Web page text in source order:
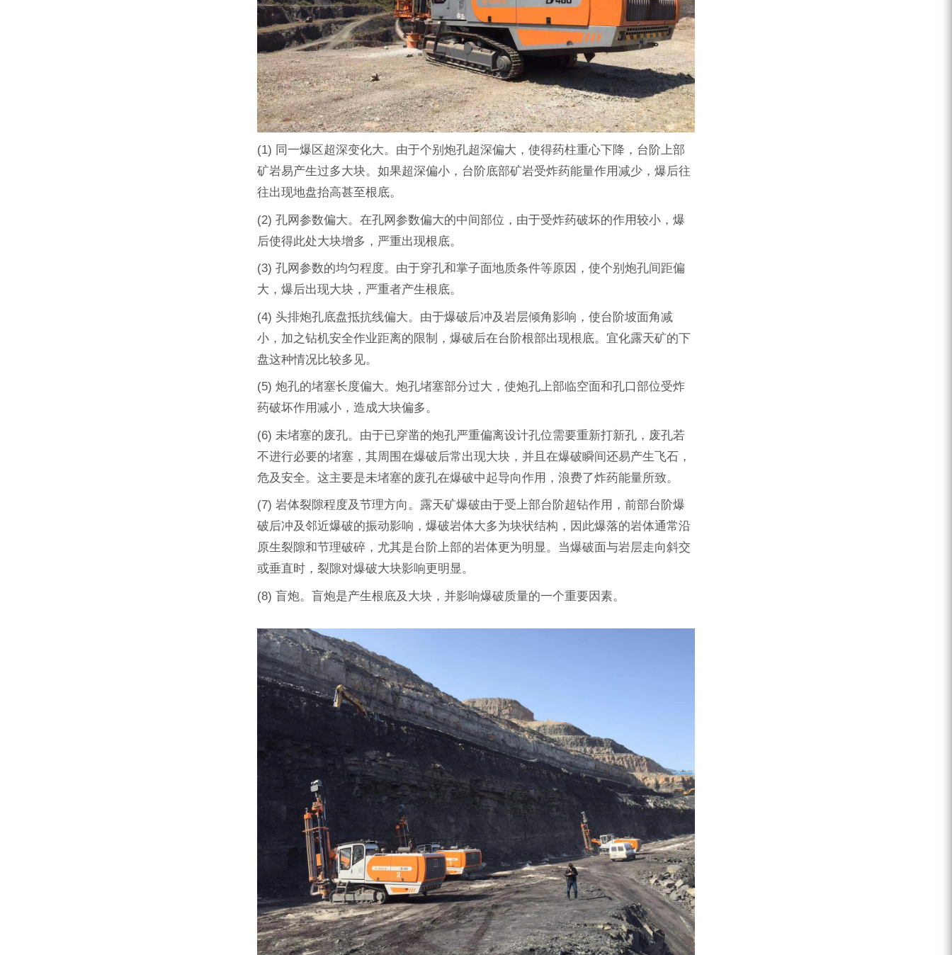
黑金刚钻头钻具系列
(1) 同一爆区超深变化大。由于个别炮孔超深偏大，使得药柱重心下降，台阶上部
矿岩易产生过多大块。如果超深偏小，台阶底部矿岩受炸药能量作用减少，爆后往
往出现地盘抬高甚至根底。
(2) 孔网参数偏大。在孔网参数偏大的中间部位，由于受炸药破坏的作用较小，爆
后使得此处大块增多，严重出现根底。
(3) 孔网参数的均匀程度。由于穿孔和掌子面地质条件等原因，使个别炮孔间距偏
大，爆后出现大块，严重者产生根底。
(4) 头排炮孔底盘抵抗线偏大。由于爆破后冲及岩层倾角影响，使台阶坡面角减
小，加之钻机安全作业距离的限制，爆破后在台阶根部出现根底。宜化露天矿的下
盘这种情况比较多见。
(5) 炮孔的堵塞长度偏大。炮孔堵塞部分过大，使炮孔上部临空面和孔口部位受炸
药破坏作用减小，造成大块偏多。
(6) 未堵塞的废孔。由于已穿凿的炮孔严重偏离设计孔位需要重新打新孔，废孔若
不进行必要的堵塞，其周围在爆破后常出现大块，并且在爆破瞬间还易产生飞石，
危及安全。这主要是未堵塞的废孔在爆破中起导向作用，浪费了炸药能量所致。
(7) 岩体裂隙程度及节理方向。露天矿爆破由于受上部台阶超钻作用，前部台阶爆
破后冲及邻近爆破的振动影响，爆破岩体大多为块状结构，因此爆落的岩体通常沿
原生裂隙和节理破碎，尤其是台阶上部的岩体更为明显。当爆破面与岩层走向斜交
或垂直时，裂隙对爆破大块影响更明显。
(8) 盲炮。盲炮是产生根底及大块，并影响爆破质量的一个重要因素。